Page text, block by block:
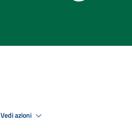
Vedi azioni